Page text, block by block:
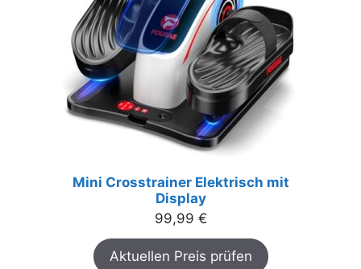
Mini Crosstrainer Elektrisch mit
Display
99,99 €
Aktuellen Preis prüfen